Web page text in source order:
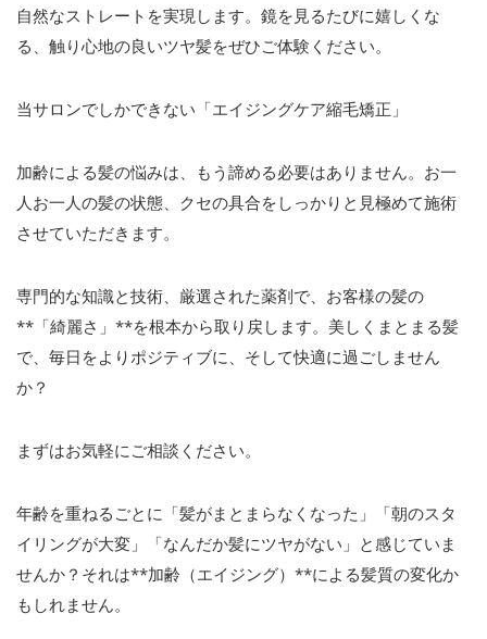
自然なストレートを実現します。鏡を見るたびに嬉しくな
る、触り心地の良いツヤ髪をぜひご体験ください。
当サロンでしかできない「エイジングケア縮毛矯正」
加齢による髪の悩みは、もう諦める必要はありません。お一
人お一人の髪の状態、クセの具合をしっかりと見極めて施術
させていただきます。
専門的な知識と技術、厳選された薬剤で、お客様の髪の
** 「綺麗さ」 **を根本から取り戻します。美しくまとまる髪
で、毎日をよりポジティブに、そして快適に過ごしません
か？
まずはお気軽にご相談ください。
年齢を重ねるごとに「髪がまとまらなくなった」「朝のスタ
イリングが大変」「なんだか髪にツヤがない」と感じていま
せんか？それは**加齢（エイジング） **による髪質の変化か
もしれません。